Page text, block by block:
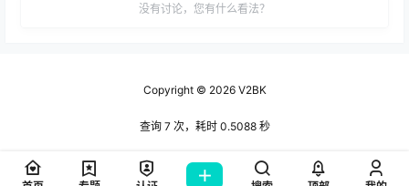
没有讨论，您有什么看法？
Copyright © 2026V2BK
查询 7 次，耗时 0.5088 秒